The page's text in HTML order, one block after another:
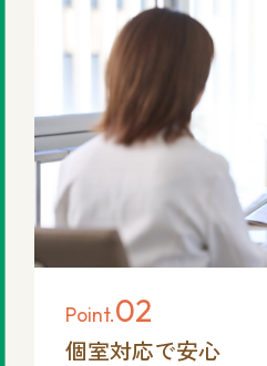
Point.02
個室対応で安心